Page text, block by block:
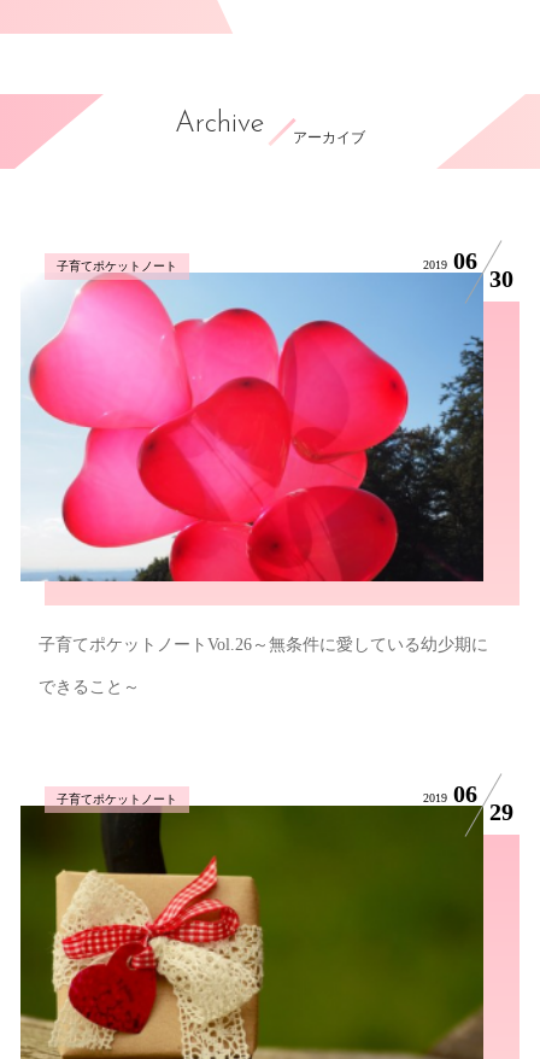
Archive
アーカイブ
子育てポケットノート 2019 06
30
子育てポケットノートVol.26～無条件に愛している幼少期に
できること～
子育てポケットノート 2019 06
29